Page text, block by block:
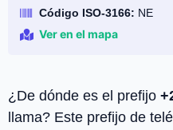
Código ISO-3166: NE
Ver en el mapa
¿De dónde es el prefijo
llama? Este prefijo de